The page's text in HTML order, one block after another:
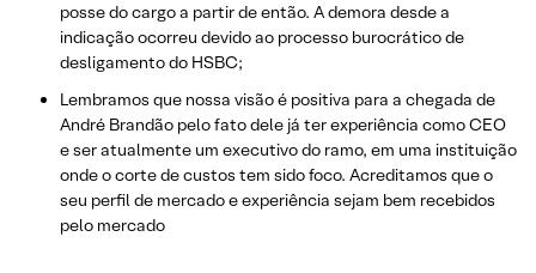
posse do cargo a partir de então. A demora desde a
indicação ocorreu devido ao processo burocrático de
desligamento do HSBC;
Lembramos que nossa visão é positiva para a chegada de
André Brandão pelo fato dele já ter experiência como CEO
e ser atualmente um executivo do ramo, em uma instituição
onde o corte de custos tem sido foco. Acreditamos que o
seu perfil de mercado e experiência sejam bem recebidos
pelo mercado